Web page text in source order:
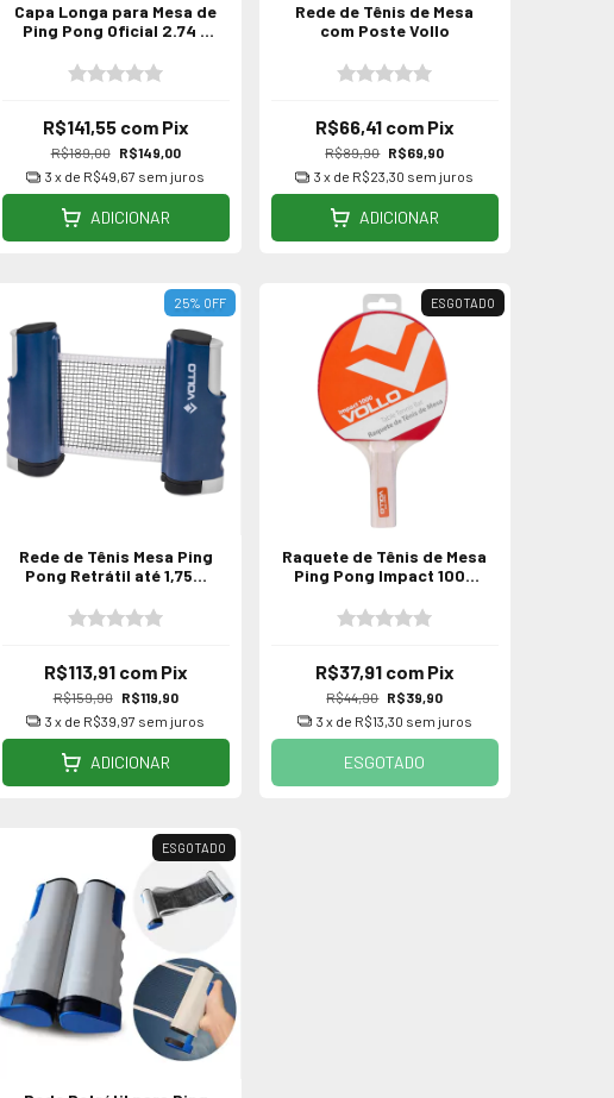
Capa Longa para Mesa de
Ping Pong Oficial 2.74 x
R$189,00 R$149,00
R$141,55 com Pix
3 x de R$49,67 sem juros
ADICIONAR
Rede de Tênis de Mesa
com Poste Vollo
R$89,90 R$69,90
R$66,41 com Pix
3 x de R$23,30 sem juros
ADICIONAR
25% OFF
Rede de Tênis Mesa Ping
Pong Retrátil até 1,75m
R$159,90 R$119,90
R$113,91 com Pix
3 x de R$39,97 sem juros
ADICIONAR
ESGOTADO
Raquete de Tênis de Mesa
Ping Pong Impact 1000
R$44,90 R$39,90
R$37,91 com Pix
3 x de R$13,30 sem juros
ESGOTADO
ESGOTADO